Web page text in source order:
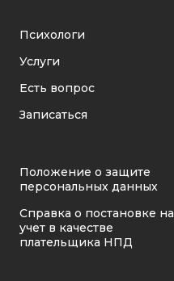
Психологи
Услуги
Есть вопрос
Записаться
Положение о защите
персональных данных
Справка о постановке на
учет в качестве
плательщика НПД